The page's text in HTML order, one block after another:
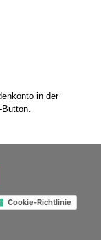
in der
Cookie-Richtlinie